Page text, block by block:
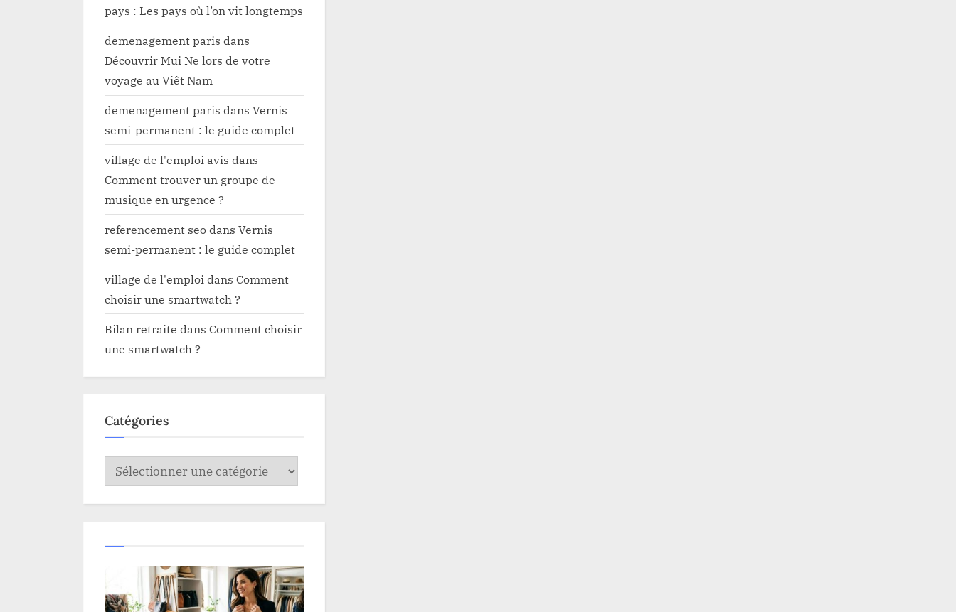
pays : Les pays où l’on vit longtemps
demenagement paris dans
Découvrir Mui Ne lors de votre
voyage au Viêt Nam
demenagement paris dans Vernis
semi-permanent : le guide complet
village de l'emploi avis dans
Comment trouver un groupe de
musique en urgence ?
referencement seodans Vernis
semi-permanent : le guide complet
village de l'emploi dans Comment
choisir une smartwatch ?
Bilan retraite dans Comment choisir
une smartwatch ?
Catégories
Catégories